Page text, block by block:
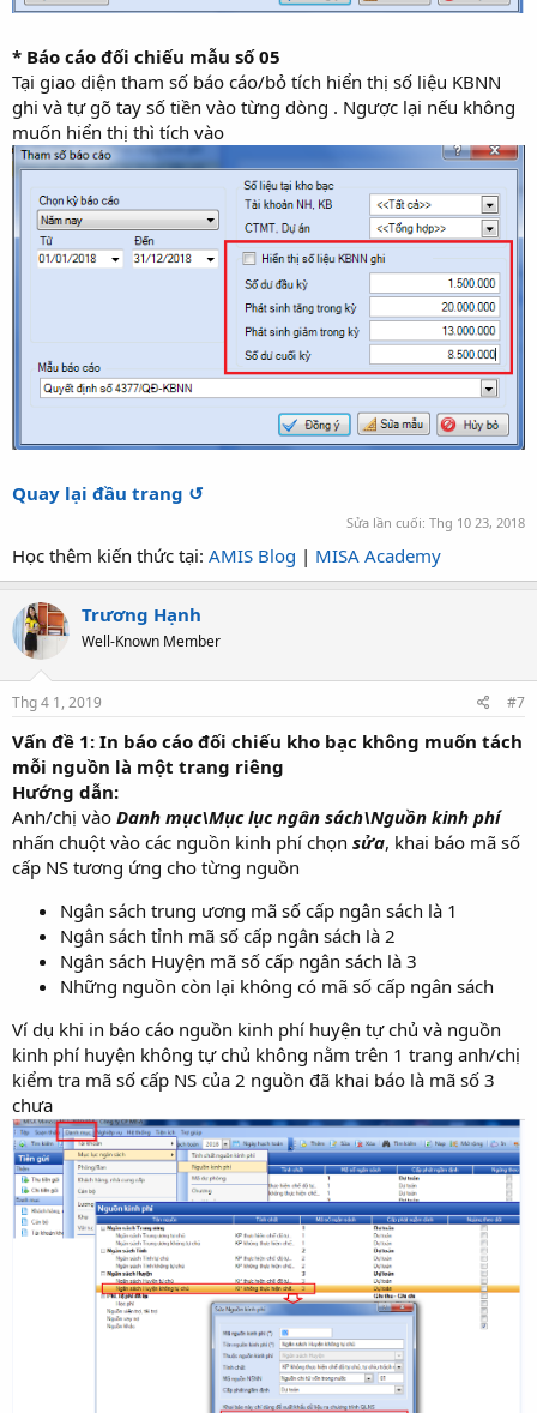
* Báo cáo đối chiếu mẫu số 05
Tại giao diện tham số báo cáo/bỏ tích hiển thị số liệu KBNN
ghi và tự gõ tay số tiền vào từng dòng . Ngược lại nếu không
muốn hiển thị thì tích vào
Quay lại đầu trang ↺
Sửa lần cuối: Thg 10 23, 2018
Học thêm kiến thức tại: AMIS Blog | MISA Academy
Trương Hạnh
Well-Known Member
Thg 4 1, 2019 #7
Vấn đề 1: In báo cáo đối chiếu kho bạc không muốn tách
mỗi nguồn là một trang riêng
Hướng dẫn:
Anh/chị vào Danh mục\Mục lục ngân sách\Nguồn kinh phí
nhấn chuột vào các nguồn kinh phí chọn sửa, khai báo mã số
cấp NS tương ứng cho từng nguồn
Ngân sách trung ương mã số cấp ngân sách là 1
Ngân sách tỉnh mã số cấp ngân sách là 2
Ngân sách Huyện mã số cấp ngân sách là 3
Những nguồn còn lại không có mã số cấp ngân sách
Ví dụ khi in báo cáo nguồn kinh phí huyện tự chủ và nguồn
kinh phí huyện không tự chủ không nằm trên 1 trang anh/chị
kiểm tra mã số cấp NS của 2 nguồn đã khai báo là mã số 3
chưa